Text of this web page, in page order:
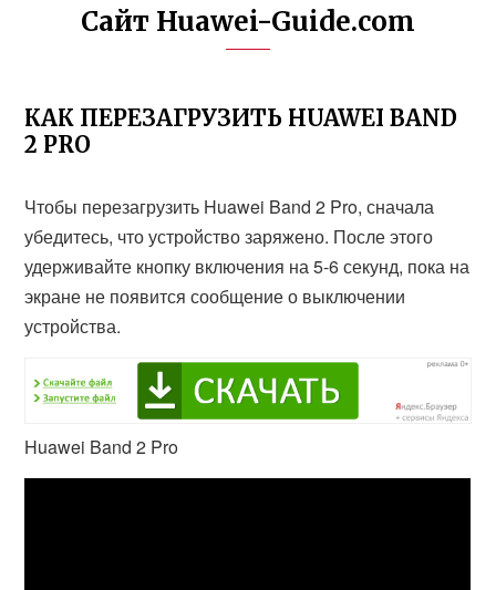
Сайт Huawei-Guide.com
КАК ПЕРЕЗАГРУЗИТЬ HUAWEI BAND
2 PRO
Чтобы перезагрузить Huawei Band 2 Pro, сначала
убедитесь, что устройство заряжено. После этого
удерживайте кнопку включения на 5-6 секунд, пока на
экране не появится сообщение о выключении
устройства.
Huawei Band 2 Pro